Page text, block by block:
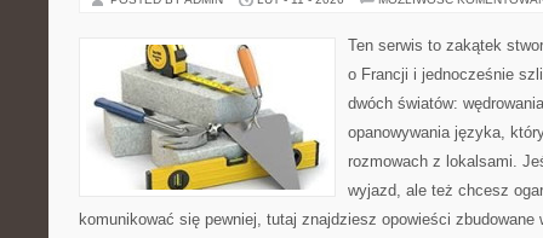
Ten serwis to zakątek
o Francji i jednocześnie
dwóch światów:
opanowywania języka,
rozmowach z lokalsami.
wyjazd, ale też chcesz
komunikować się pewniej, tutaj znajdziesz opowieści zbudowane